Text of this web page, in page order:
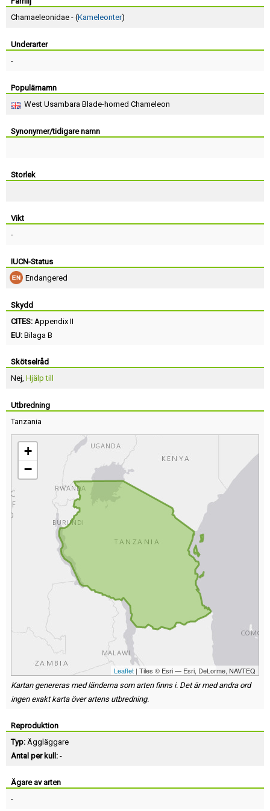
Chamaeleonidae - (Kameleonter)
Underarter
-
Populärnamn
West Usambara Blade-horned Chameleon
Synonymer/tidigare namn
Storlek
Vikt
-
IUCN-Status
Endangered
Skydd
CITES: Appendix II
EU: Bilaga B
Skötselråd
Nej, Hjälp till
Utbredning
Tanzania
+
−
Leaflet | Tiles © Esri — Esri, DeLorme, NAVTEQ
Kartan genereras med länderna som arten finns i. Det är med andra ord
ingen exakt karta över artens utbredning.
Reproduktion
Typ: Äggläggare
Antal per kull: -
Ägare av arten
-